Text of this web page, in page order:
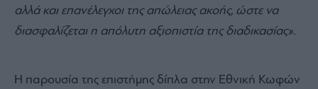
αλλά και επανέλεγχοι της απώλειας ακοής, ώστε να
διασφαλίζεται η απόλυτη αξιοπιστία της διαδικασίας».
Η παρουσία της επιστήμης δίπλα στην Εθνική Κωφών